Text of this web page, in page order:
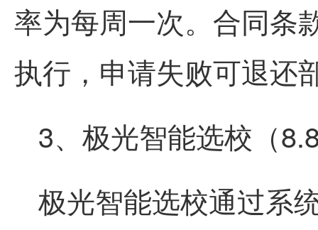
率为每周一次。合同条
执行，申请失败可退还
3、极光智能选校（
极光智能选校通过系